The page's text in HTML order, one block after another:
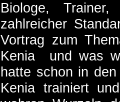
Biologe,
zahlreicher
Vortrag zum
Kenia und was
hatte schon in
Kenia trainiert